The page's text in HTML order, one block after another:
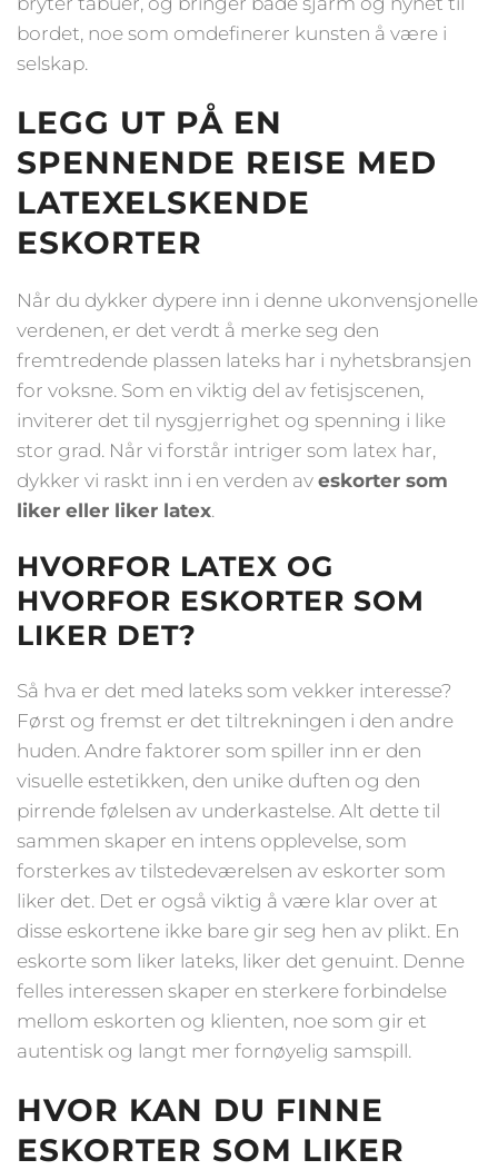
bordet, noe som omdefinerer kunsten å være i
selskap.
LEGG UT PÅ EN
SPENNENDE REISE MED
LATEXELSKENDE
ESKORTER
Når du dykker dypere inn i denne ukonvensjonelle
verdenen, er det verdt å merke seg den
fremtredende plassen lateks har i nyhetsbransjen
for voksne. Som en viktig del av fetisjscenen,
inviterer det til nysgjerrighet og spenning i like
stor grad. Når vi forstår intriger som latex har,
dykker vi raskt inn i en verden av eskorter som
liker eller liker latex.
HVORFOR LATEX OG
HVORFOR ESKORTER SOM
LIKER DET?
Så hva er det med lateks som vekker interesse?
Først og fremst er det tiltrekningen i den andre
huden. Andre faktorer som spiller inn er den
visuelle estetikken, den unike duften og den
pirrende følelsen av underkastelse. Alt dette til
sammen skaper en intens opplevelse, som
forsterkes av tilstedeværelsen av eskorter som
liker det. Det er også viktig å være klar over at
disse eskortene ikke bare gir seg hen av plikt. En
eskorte som liker lateks, liker det genuint. Denne
felles interessen skaper en sterkere forbindelse
mellom eskorten og klienten, noe som gir et
autentisk og langt mer fornøyelig samspill.
HVOR KAN DU FINNE
ESKORTER SOM LIKER